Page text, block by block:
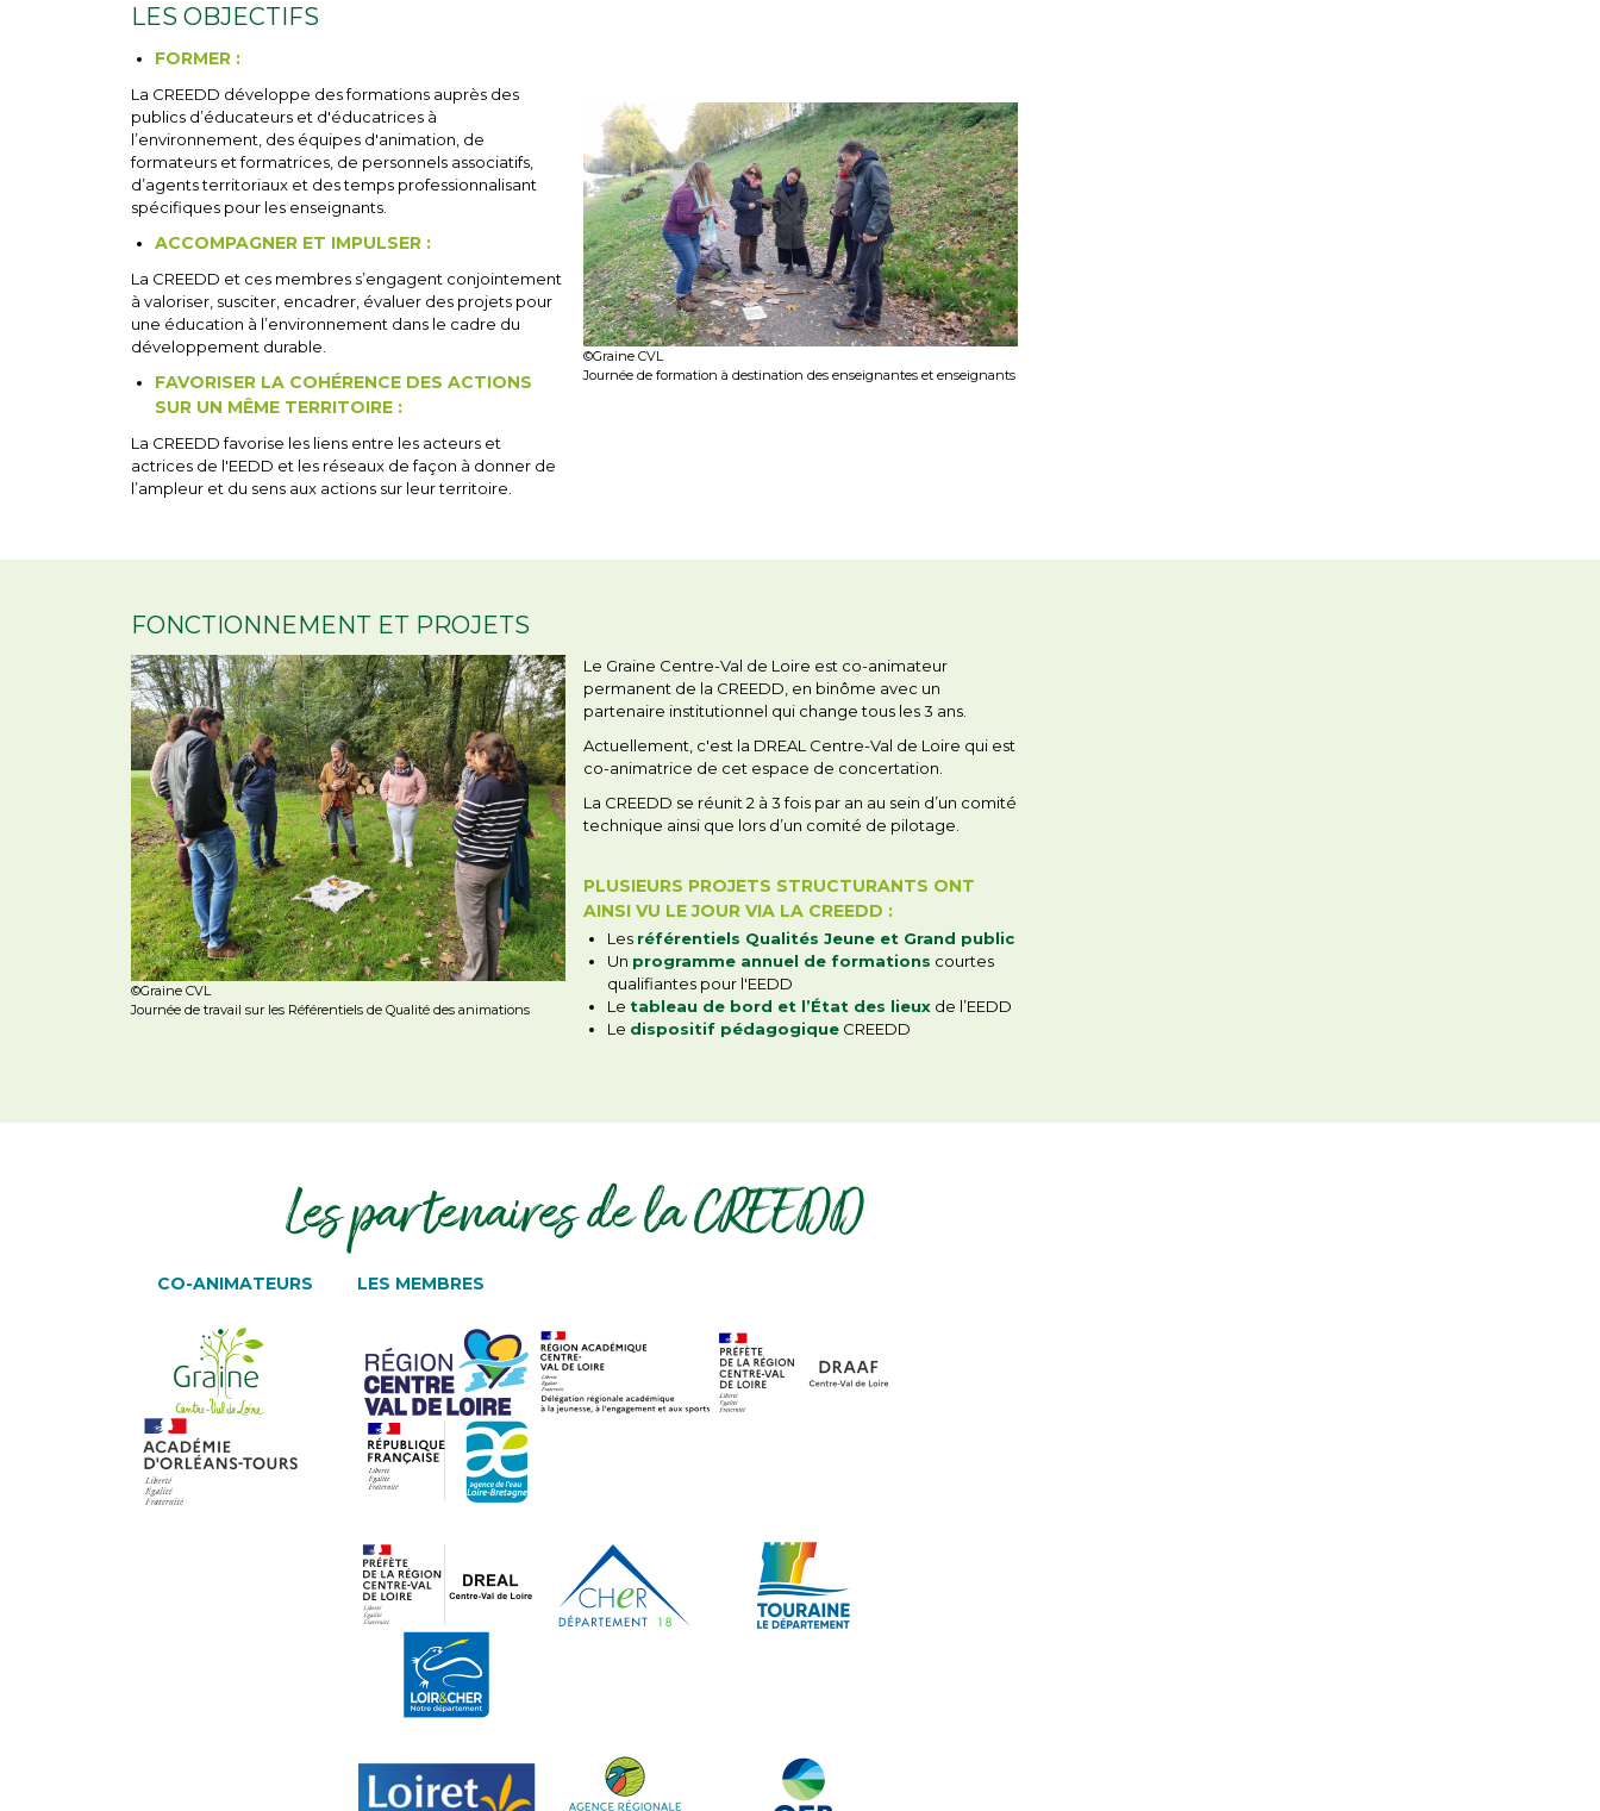
LES OBJECTIFS
FORMER :
La CREEDD développe des formations auprès des
publics d’éducateurs et d'éducatrices à
l’environnement, des équipes d'animation, de
formateurs et formatrices, de personnels associatifs,
d’agents territoriaux et des temps professionnalisant
spécifiques pour les enseignants.
ACCOMPAGNER ET IMPULSER :
La CREEDD et ces membres s’engagent conjointement
à valoriser, susciter, encadrer, évaluer des projets pour
une éducation à l’environnement dans le cadre du
développement durable.
FAVORISER LA COHÉRENCE DES ACTIONS
SUR UN MÊME TERRITOIRE :
La CREEDD favorise les liens entre les acteurs et
actrices de l'EEDD et les réseaux de façon à donner de
l’ampleur et du sens aux actions sur leur territoire.
©Graine CVL
Journée de formation à destination des enseignantes et enseignants
FONCTIONNEMENT ET PROJETS
©Graine CVL
Journée de travail sur les Référentiels de Qualité des animations
Le Graine Centre-Val de Loire est co-animateur
permanent de la CREEDD, en binôme avec un
partenaire institutionnel qui change tous les 3 ans.
Actuellement, c'est la DREAL Centre-Val de Loire qui est
co-animatrice de cet espace de concertation.
La CREEDD se réunit 2 à 3 fois par an au sein d’un comité
technique ainsi que lors d’un comité de pilotage.
PLUSIEURS PROJETS STRUCTURANTS ONT
AINSI VU LE JOUR VIA LA CREEDD :
Les référentiels Qualités Jeune et Grand public
Un programme annuel de formations courtes
qualifiantes pour l'EEDD
Le tableau de bord et l’État des lieuxde l’EEDD
Le dispositif pédagogiqueCREEDD
Les partenaires de la CREEDD
CO-ANIMATEURS LES MEMBRES